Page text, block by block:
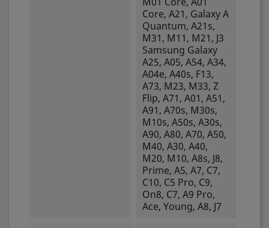
Core, A21, Galaxy A
Quantum, A21s,
M31, M11, M21, J3
Samsung Galaxy
A25, A05, A54, A34,
A04e, A40s, F13,
A73, M23, M33, Z
Flip, A71, A01, A51,
A91, A70s, M30s,
M10s, A50s, A30s,
A90, A80, A70, A50,
M40, A30, A40,
M20, M10, A8s, J8,
Prime, A5, A7, C7,
C10, C5 Pro, C9,
On8, C7, A9 Pro,
Ace, Young, A8, J7